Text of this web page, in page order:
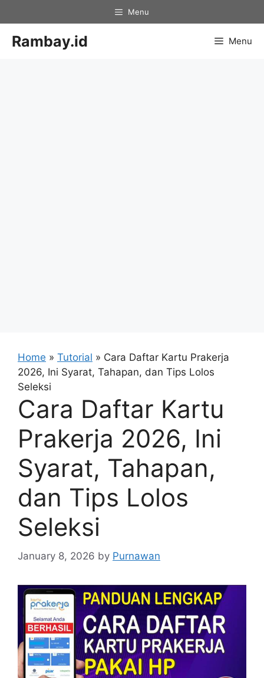
to
content
Menu
Rambay.id Menu
Home » Tutorial » Cara Daftar Kartu Prakerja
2026, Ini Syarat, Tahapan, dan Tips Lolos
Seleksi
Cara Daftar Kartu
Prakerja 2026, Ini
Syarat, Tahapan,
dan Tips Lolos
Seleksi
January 8, 2026 by Purnawan